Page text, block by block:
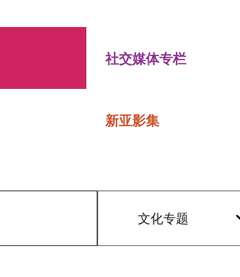
社交媒体专栏
新亚影集
文化专题